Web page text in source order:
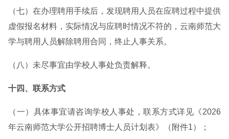
（七）在办理聘用手续后，发现聘用人员在应聘过程中提供
虚假报名材料，实际情况与应聘时情况不符的，云南师范大
学与聘用人员解除聘用合同，终止人事关系。
（八）未尽事宜由学校人事处负责解释。
十四、联系方式
（一）具体事宜请咨询学校人事处，联系方式详见《2026
年云南师范大学公开招聘博士人员计划表》（附件1）；